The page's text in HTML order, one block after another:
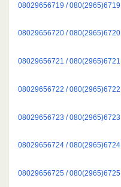
08029656719 /
08029656720 /
08029656721 / 080(2965)6721
08029656722 /
08029656723 /
08029656724 /
08029656725 /